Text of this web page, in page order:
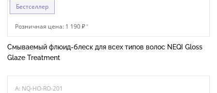
Бестселлер
Розничная цена: 1 190 ₽*
Смываемый флюид-блеск для всех типов волос NEQI Gloss
Glaze Treatment
A: NQ-HO-RO-201